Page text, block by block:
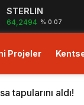
STERLIN
64,2494 % 0.07
Projeler48 ay vade
ile Karın
tapularını aldı!